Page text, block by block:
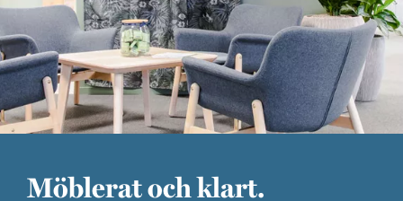
Möblerat och klart.